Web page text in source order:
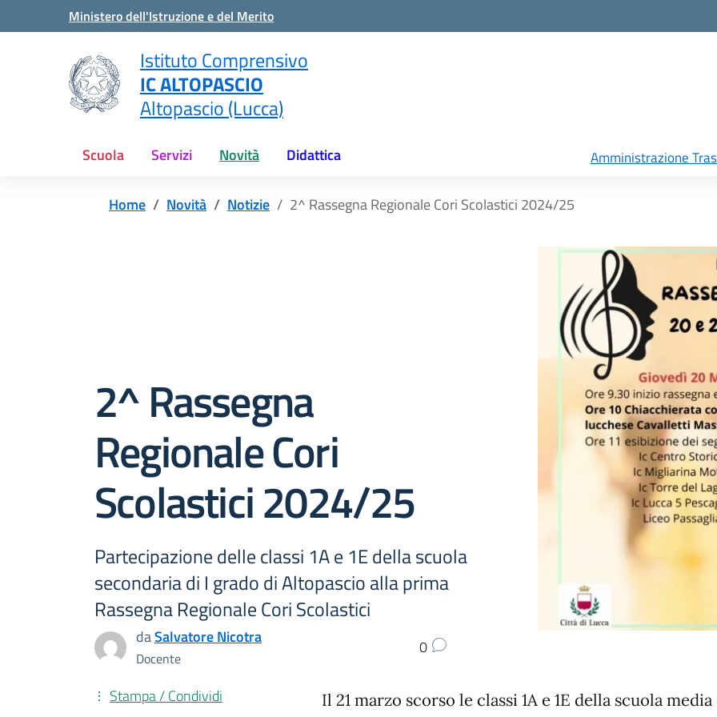
Vai ai contenuti
Vai al menu di navigazione
Ministero dell'Istruzione e del Merito
Istituto Comprensivo
IC ALTOPASCIO
Altopascio (Lucca)
Scuola Servizi Novità Didattica Amministrazione
Home Novità Notizie 2^ Rassegna Regionale Cori Scolastici 2024/25
2^ Rassegna
Regionale Cori
Scolastici 2024/25
Partecipazione delle classi 1A e 1E della scuola
secondaria di I grado di Altopascio alla prima
Rassegna Regionale Cori Scolastici
daSalvatore Nicotra
Docente
0
Il 21 marzo scorso le classi 1A e 1E della scuola
Stampa / Condividi